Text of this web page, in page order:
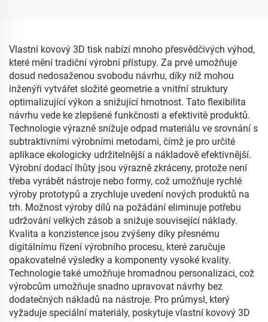
Vlastní kovový 3D tisk nabízí mnoho přesvědčivých výhod,
které mění tradiční výrobní přístupy. Za prvé umožňuje
dosud nedosaženou svobodu návrhu, díky níž mohou
inženýři vytvářet složité geometrie a vnitřní struktury
optimalizující výkon a snižující hmotnost. Tato flexibilita
návrhu vede ke zlepšené funkčnosti a efektivitě produktů.
Technologie výrazně snižuje odpad materiálu ve srovnání s
subtraktivními výrobními metodami, čímž je pro určité
aplikace ekologicky udržitelnější a nákladově efektivnější.
Výrobní dodací lhůty jsou výrazně zkráceny, protože není
třeba vyrábět nástroje nebo formy, což umožňuje rychlé
výroby prototypů a zrychluje uvedení nových produktů na
trh. Možnost výroby dílů na požádání eliminuje potřebu
udržování velkých zásob a snižuje související náklady.
Kvalita a konzistence jsou zvýšeny díky přesnému
digitálnímu řízení výrobního procesu, které zaručuje
opakovatelné výsledky a komponenty vysoké kvality.
Technologie také umožňuje hromadnou personalizaci, což
výrobcům umožňuje snadno upravovat návrhy bez
dodatečných nákladů na nástroje. Pro průmysl, který
vyžaduje speciální materiály, poskytuje vlastní kovový 3D